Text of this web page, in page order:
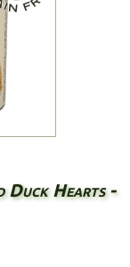
Duck Hearts -